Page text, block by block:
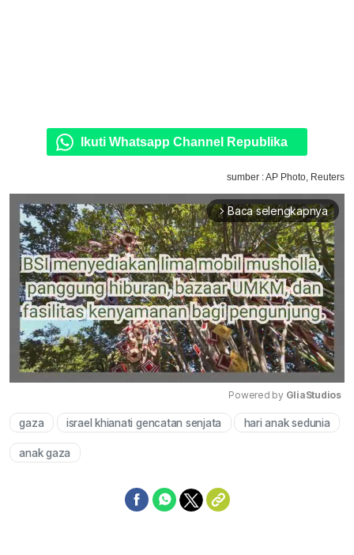
Ikuti Whatsapp Channel Republika
sumber : AP Photo, Reuters
arrow_forward_ios Baca selengkapnya
Mute
Powered by GliaStudios
gaza israel khianati gencatan senjata hari anak sedunia
anak gaza